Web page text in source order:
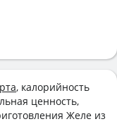
, калорийность
ценность,
Желе из